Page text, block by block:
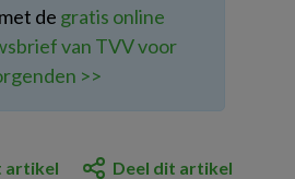
de gratis online
van TVV voor
>>
artikel Deel dit artikel